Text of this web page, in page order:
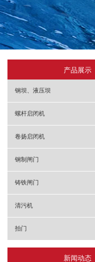
产品展示
钢坝、液压坝
螺杆启闭机
卷扬启闭机
钢制闸门
铸铁闸门
清污机
拍门
新闻动态